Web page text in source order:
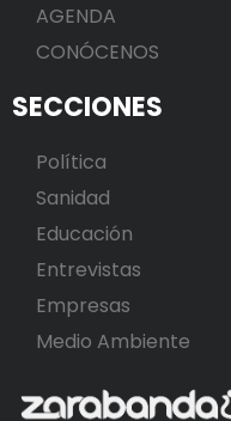
AGENDA
CONÓCENOS
SECCIONES
Política
Sanidad
Educación
Entrevistas
Empresas
Medio Ambiente